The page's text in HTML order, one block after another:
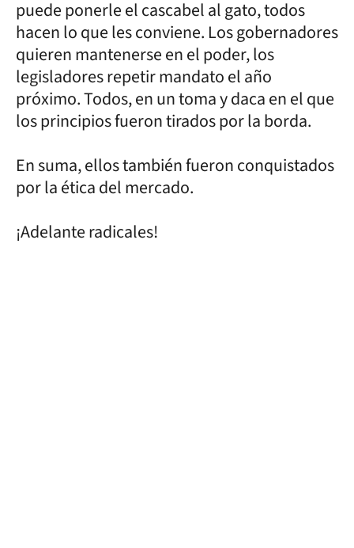
puede ponerle el cascabel al gato, todos
hacen lo que les conviene. Los gobernadores
quieren mantenerse en el poder, los
legisladores repetir mandato el año
próximo. Todos, en un toma y daca en el que
los principios fueron tirados por la borda.
En suma, ellos también fueron conquistados
por la ética del mercado.
¡Adelante radicales!